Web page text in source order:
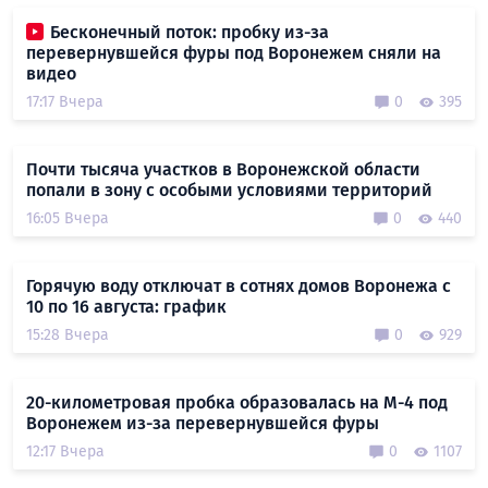
Бесконечный поток: пробку из-за
перевернувшейся фуры под Воронежем сняли на
видео
17:17 Вчера 0 395
Почти тысяча участков в Воронежской области
попали в зону с особыми условиями территорий
16:05 Вчера 0 440
Горячую воду отключат в сотнях домов Воронежа с
10 по 16 августа: график
15:28 Вчера 0 929
20-километровая пробка образовалась на М-4 под
Воронежем из-за перевернувшейся фуры
12:17 Вчера 0 1107